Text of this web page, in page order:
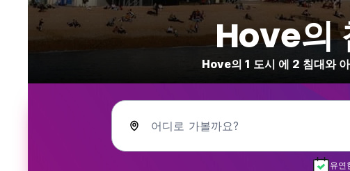
Hove의
Hove의 1 도시 에 2 침대와
어디로 가볼까요?
유연